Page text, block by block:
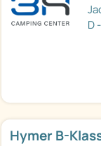
D
Hymer B-